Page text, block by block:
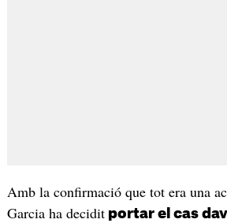
Amb la confirmació que tot era una
Garcia ha deciditportar el cas